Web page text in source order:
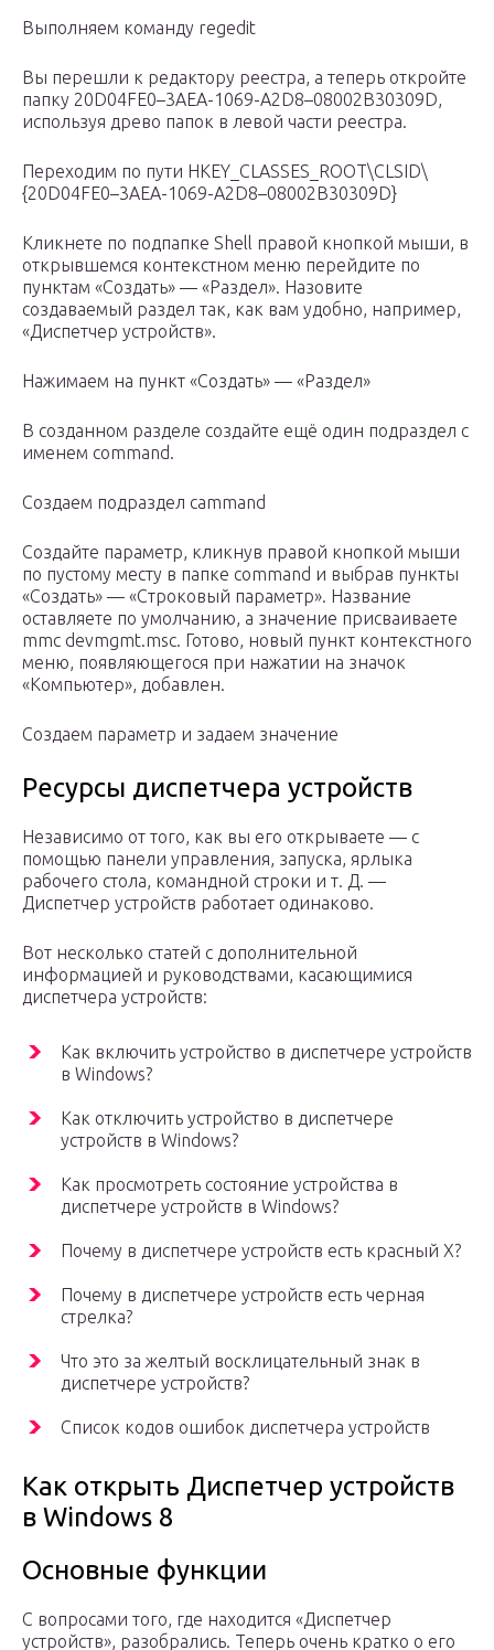
Выполняем команду regedit
Вы перешли к редактору реестра, а теперь откройте
папку 20D04FE0–3AEA-1069-A2D8–08002B30309D,
используя древо папок в левой части реестра.
Переходим по пути HKEY_CLASSES_ROOT\CLSID\
{20D04FE0–3AEA-1069-A2D8–08002B30309D}
Кликнете по подпапке Shell правой кнопкой мыши, в
открывшемся контекстном меню перейдите по
пунктам «Создать» — «Раздел». Назовите
создаваемый раздел так, как вам удобно, например,
«Диспетчер устройств».
Нажимаем на пункт «Создать» — «Раздел»
В созданном разделе создайте ещё один подраздел с
именем command.
Создаем подраздел cammand
Создайте параметр, кликнув правой кнопкой мыши
по пустому месту в папке command и выбрав пункты
«Создать» — «Строковый параметр». Название
оставляете по умолчанию, а значение присваиваете
mmc devmgmt.msc. Готово, новый пункт контекстного
меню, появляющегося при нажатии на значок
«Компьютер», добавлен.
Создаем параметр и задаем значение
Ресурсы диспетчера устройств
Независимо от того, как вы его открываете — с
помощью панели управления, запуска, ярлыка
рабочего стола, командной строки и т. Д. —
Диспетчер устройств работает одинаково.
Вот несколько статей с дополнительной
информацией и руководствами, касающимися
диспетчера устройств:
Как включить устройство в диспетчере устройств
в Windows?
Как отключить устройство в диспетчере
устройств в Windows?
Как просмотреть состояние устройства в
диспетчере устройств в Windows?
Почему в диспетчере устройств есть красный X?
Почему в диспетчере устройств есть черная
стрелка?
Что это за желтый восклицательный знак в
диспетчере устройств?
Список кодов ошибок диспетчера устройств
Как открыть Диспетчер устройств
в Windows 8
Основные функции
С вопросами того, где находится «Диспетчер
устройств», разобрались. Теперь очень кратко о его